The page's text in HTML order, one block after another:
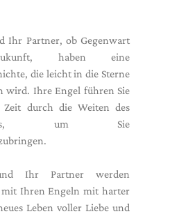
Ihr Partner, ob Gegenwart
haben eine
die leicht in die Sterne
wird. Ihre Engel führen Sie
Zeit durch die Weiten des
um Sie
Ihr Partner werden
mit Ihren Engeln mit harter
Leben voller Liebe und